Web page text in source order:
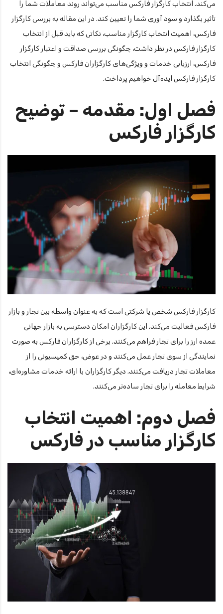
می‌کند. انتخاب کارگزار فارکس مناسب می‌تواند روند معاملات شما را
تأثیر بگذارد و سود آوری شما را تعیین کند. در این مقاله به بررسی کارگزار
فارکس، اهمیت انتخاب کارگزار مناسب، نکاتی که باید قبل از انتخاب
کارگزار فارکس در نظر داشت، چگونگی بررسی صداقت و اعتبار کارگزار
فارکس، ارزیابی خدمات و ویژگی‌های کارگزاران فارکس و چگونگی انتخاب
کارگزار فارکس ایده‌آل خواهیم پرداخت.
فصل اول: مقدمه – توضیح
کارگزار فارکس
کارگزار فارکس شخص یا شرکتی است که به عنوان واسطه بین تجار و بازار
فارکس فعالیت می‌کند. این کارگزاران امکان دسترسی به بازار جهانی
عمده ارز را برای تجار فراهم می‌کنند. برخی از کارگزاران فارکس به صورت
نمایندگی از سوی تجار عمل می‌کنند و در عوض، حق کمیسیونی را از
معاملات تجار دریافت می‌کنند. دیگر کارگزاران با ارائه خدمات مشاوره‌ای،
شرایط معامله را برای تجار ساده‌تر می‌کنند.
فصل دوم: اهمیت انتخاب
کارگزار مناسب در فارکس